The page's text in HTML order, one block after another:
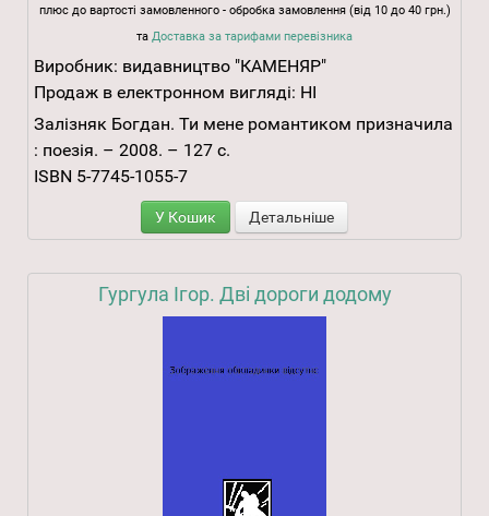
плюс до вартості замовленного - обробка замовлення (від 10 до 40 грн.)
та Доставка за тарифами перевізника
Виробник: видавництво "КАМЕНЯР"
Продаж в електронном вигляді: НІ
Залізняк Богдан. Ти мене романтиком призначила
: поезія. – 2008. – 127 с.
ISBN 5-7745-1055-7
У Кошик Детальніше
Гургула Ігор. Дві дороги додому